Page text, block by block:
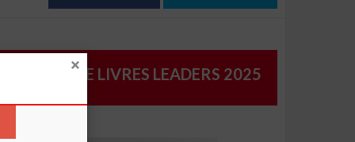
CATALOGUE LIVRES LEADERS 2025